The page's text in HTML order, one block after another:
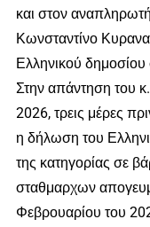
και στον
Κωνσταντίνο
Ελληνικού
Στην απάντηση του
2026, τρεις μέρες
η δήλωση του
της κατηγορίας σε
σταθμαρχων
Φεβρουαρίου του